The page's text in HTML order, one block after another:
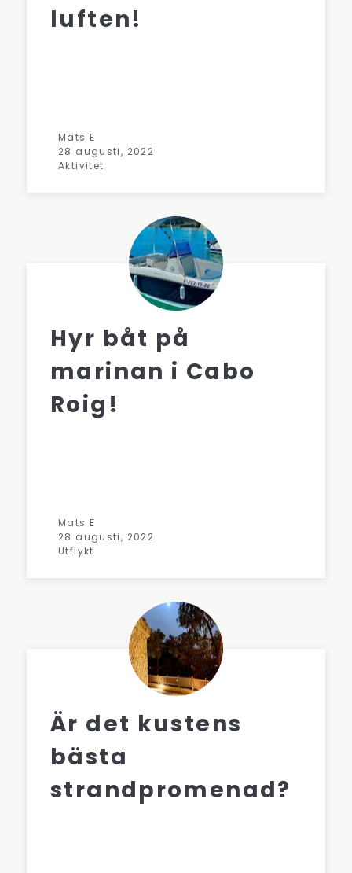
luften!
Mats E
28 augusti, 2022
Aktivitet
Hyr båt på
marinan i Cabo
Roig!
Mats E
28 augusti, 2022
Utflykt
Är det kustens
bästa
strandpromenad?